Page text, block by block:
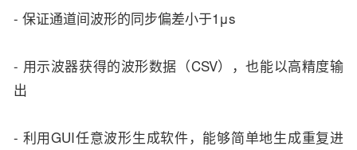
- 保证通道间波形的同步偏差小于1μs
- 用示波器获得的波形数据（CSV），也能以高精度输
出
- 利用GUI任意波形生成软件，能够简单地生成重复进